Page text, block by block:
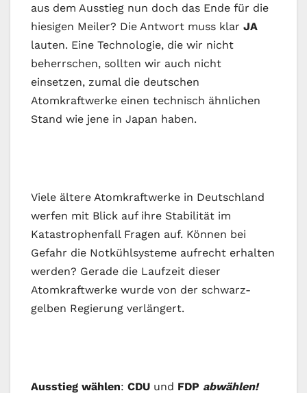
aus dem Ausstieg nun doch das Ende für die
hiesigen Meiler? Die Antwort muss klar JA
lauten. Eine Technologie, die wir nicht
beherrschen, sollten wir auch nicht
einsetzen, zumal die deutschen
Atomkraftwerke einen technisch ähnlichen
Stand wie jene in Japan haben.
Viele ältere Atomkraftwerke in Deutschland
werfen mit Blick auf ihre Stabilität im
Katastrophenfall Fragen auf. Können bei
Gefahr die Notkühlsysteme aufrecht erhalten
werden? Gerade die Laufzeit dieser
Atomkraftwerke wurde von der schwarz-
gelben Regierung verlängert.
Ausstieg wählen: CDU und FDP abwählen!